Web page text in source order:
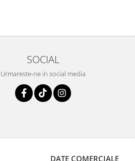
SOCIAL
Urmareste-ne in social media
DATE COMERCIALE